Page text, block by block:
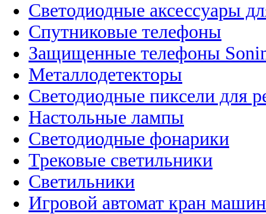
Светодиодные аксессуары
Спутниковые телефоны
Защищенные телефоны
Металлодетекторы
Светодиодные пиксели для
Настольные лампы
Светодиодные фонарики
Трековые светильники
Светильники
Игровой автомат кран